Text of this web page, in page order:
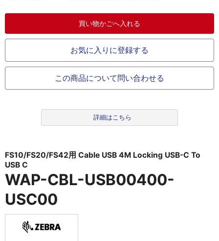
お気に入りに登録する
この商品について問い合わせる
詳細はこちら
FS10/FS20/FS42用 Cable USB 4M Locking USB-C To
USB C
WAP-CBL-USB00400-
USC00